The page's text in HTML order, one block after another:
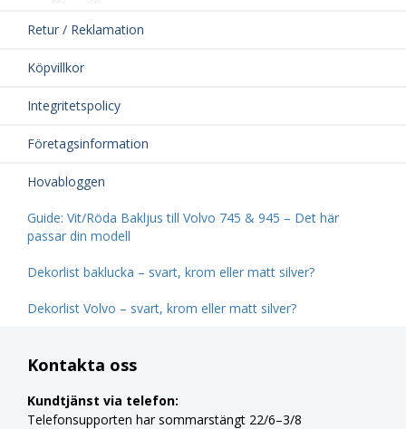
Retur / Reklamation
Köpvillkor
Integritetspolicy
Företagsinformation
Hovabloggen
Guide: Vit/Röda Bakljus till Volvo 745 & 945 – Det här
passar din modell
Dekorlist baklucka – svart, krom eller matt silver?
Dekorlist Volvo – svart, krom eller matt silver?
Kontakta oss
Kundtjänst via telefon:
Telefonsupporten har sommarstängt 22/6–3/8